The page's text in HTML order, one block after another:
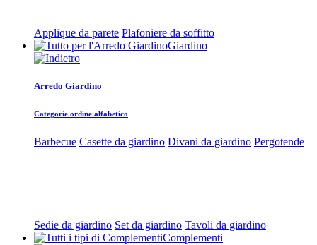
Applique da parete Plafoniere da soffitto
Giardino
Arredo Giardino
Categorie ordine alfabetico
Barbecue Casette da giardino Divani da giardino Pergotende
Sedie da giardino Set da giardino Tavoli da giardino
Complementi